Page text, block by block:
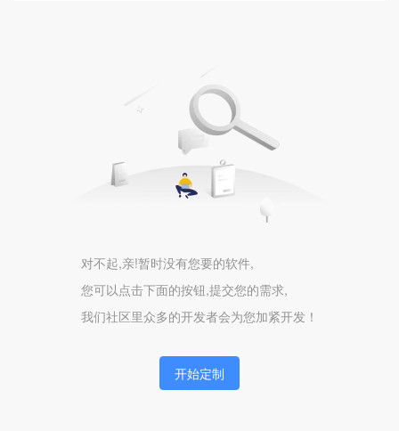
对不起,亲!暂时没有您要的软件,
您可以点击下面的按钮,提交您的需求,
我们社区里众多的开发者会为您加紧开发！
开始定制